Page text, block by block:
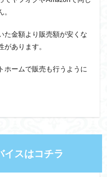
た金額より販売額が安くな
あります。
ホームで販売も行うように
イスはコチラ